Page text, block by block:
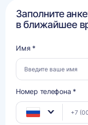
Заполните
в ближайшее
Имя *
Номер телефона *